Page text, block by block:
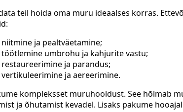
teil hoida oma muru ideaalses korras.
ja pealtväetamine;
umbrohu ja kahjurite vastu;
ja parandus;
ja aereerimine.
kompleksset muruhooldust. See hõlmab
ja õhutamist kevadel. Lisaks pakume